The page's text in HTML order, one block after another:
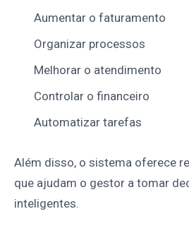
Aumentar o faturamento
Organizar processos
Melhorar o atendimento
Controlar o financeiro
Automatizar tarefas
Além disso, o sistema oferece
que ajudam o gestor a tomar
inteligentes.